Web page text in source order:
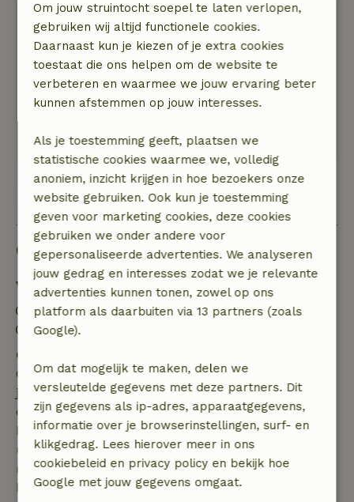
Eline
4 augustus 2025
Algemene beoordeling: 9/10
Het huisje was voor ons een perfecte
uitvalsbasis voor de 2 dagen die we er verbleven
Mooi en schoon appartement, uitstekend
Bekijk alle 4 beoordelingen
Goed om te weten
Verblijfdetails
Inchecken: 15:00- 22:00
Uitchecken: 07:00- 11:00
Gratis annuleren binnen 7 dagen
Gratis annuleren binnen 7 dagen na bevestiging van
je boeking, bij een boekingsaanvraag meer dan 28
dagen voor aanvang. Bij een boeking met aanvang
binnen 28 dagen geldt gratis annuleren binnen 24
uur. Bij annulering binnen gestelde periode heb je
recht op volledige terugbetaling van het
boekingsbedrag.
Om jouw struintocht soepel te laten verlopen,
gebruiken wij altijd functionele cookies.
Daarnaast kun je kiezen of je extra cookies
toestaat die ons helpen om de website te
verbeteren en waarmee we jouw ervaring beter
kunnen afstemmen op jouw interesses.
Als je toestemming geeft, plaatsen we
statistische cookies waarmee we, volledig
anoniem, inzicht krijgen in hoe bezoekers onze
website gebruiken. Ook kun je toestemming
geven voor marketing cookies, deze cookies
gebruiken we onder andere voor
gepersonaliseerde advertenties. We analyseren
jouw gedrag en interesses zodat we je relevante
advertenties kunnen tonen, zowel op ons
platform als daarbuiten via 13 partners (zoals
Google).
Om dat mogelijk te maken, delen we
versleutelde gegevens met deze partners. Dit
zijn gegevens als ip-adres, apparaatgegevens,
informatie over je browserinstellingen, surf- en
klikgedrag. Lees hierover meer in ons
cookiebeleid en privacy policy en bekijk hoe
Google met jouw gegevens omgaat.